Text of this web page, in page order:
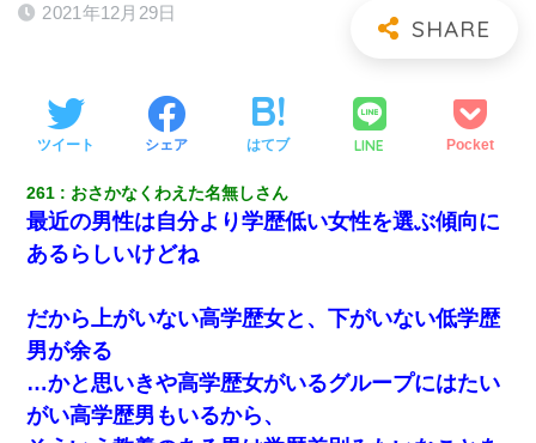
2021年12月29日
ツイート シェア はてブ LINE Pocket
261 おさかなくわえた名無しさん
最近の男性は自分より学歴低い女性を選ぶ傾向に
あるらしいけどね
だから上がいない高学歴女と、下がいない低学歴
男が余る
…かと思いきや高学歴女がいるグループにはたい
がい高学歴男もいるから、